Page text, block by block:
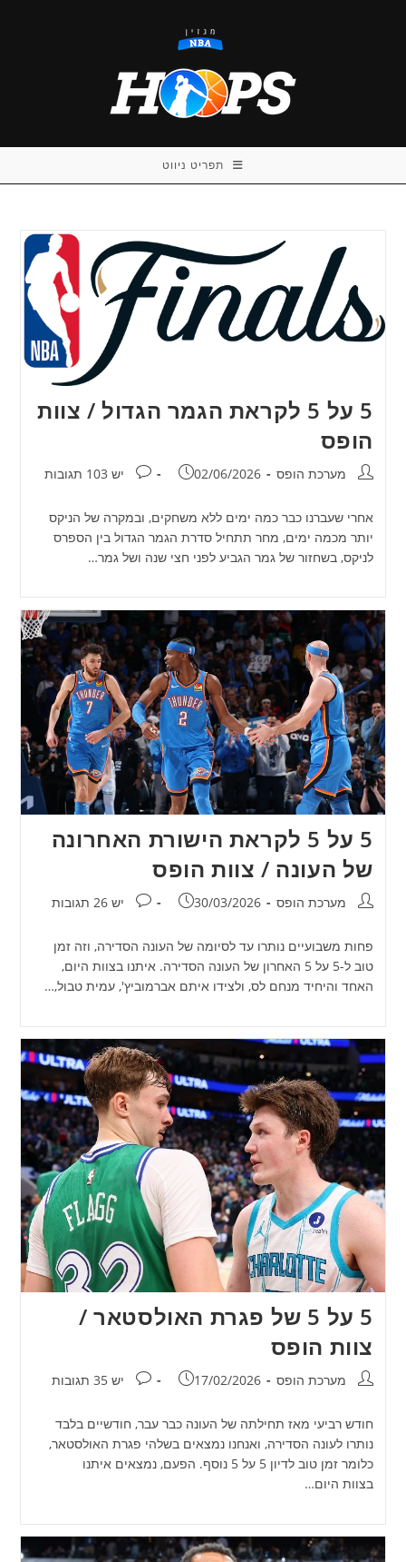
תפריט ניווט
5 על 5 לקראת הגמר הגדול / צוות
הופס
מחבר:מערכת הופס פורסם:
02/06/2026 תגובות:
יש 103 תגובות
אחרי שעברנו כבר כמה ימים ללא משחקים, ובמקרה של הניקס
יותר מכמה ימים, מחר תתחיל סדרת הגמר הגדול בין הספרס
לניקס, בשחזור של גמר הגביע לפני חצי שנה ושל גמר…
5 על 5 לקראת הישורת האחרונה
של העונה / צוות הופס
מחבר:מערכת הופס פורסם:
30/03/2026 תגובות:
יש 26 תגובות
פחות משבועיים נותרו עד לסיומה של העונה הסדירה, וזה זמן
טוב ל-5 על 5 האחרון של העונה הסדירה. איתנו בצוות היום,
האחד והיחיד מנחם לס, ולצידו איתם אברמוביץ', עמית טבול,…
5 על 5 של פגרת האולסטאר /
צוות הופס
מחבר:מערכת הופס פורסם:
17/02/2026 תגובות:
יש 35 תגובות
חודש רביעי מאז תחילתה של העונה כבר עבר, חודשיים בלבד
נותרו לעונה הסדירה, ואנחנו נמצאים בשלהי פגרת האולסטאר,
כלומר זמן טוב לדיון 5 על 5 נוסף. הפעם, נמצאים איתנו
בצוות היום…